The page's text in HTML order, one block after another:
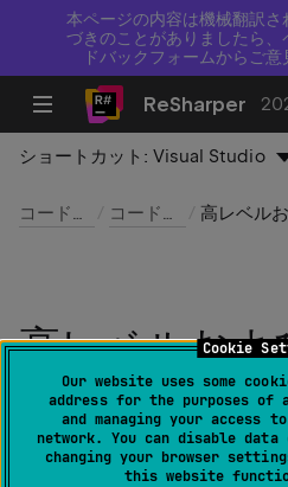
Cookie
Our website uses some
address for the purposes
and managing your access
network. You can disable
changing your browser
this website
本ページの内容は機械翻訳
づきのことがありましたら
ドバックフォームからご意
ReSharper
ショートカット:Visual Studio
コード解析 コード探査
高レベルおよ
の C# コー
最終更新日： 2026 年 7 月 16 日